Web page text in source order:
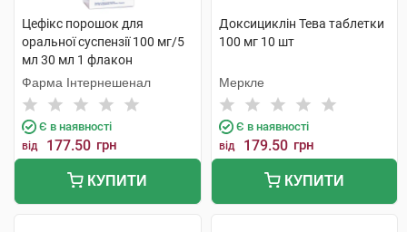
Цефікс порошок для
оральної суспензії 100 мг/5
мл 30 мл 1 флакон
Фарма Інтернешенал
Є в наявності
від 177.50 грн
КУПИТИ
Доксициклін Тева таблетки
100 мг 10 шт
Меркле
Є в наявності
від 179.50 грн
КУПИТИ